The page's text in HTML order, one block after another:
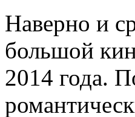
Наверно и
большой
2014 года.